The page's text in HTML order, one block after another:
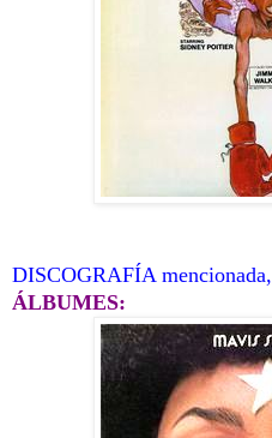
DISCOGRAFÍA mencionada,
ÁLBUMES: